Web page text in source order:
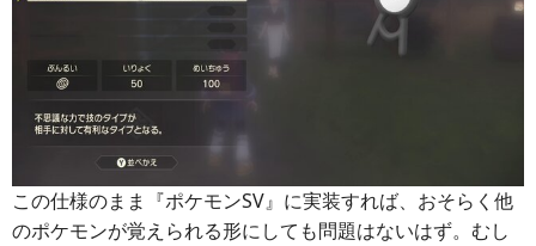
この仕様のまま『ポケモンSV』に実装すれば、おそらく他
のポケモンが覚えられる形にしても問題はないはず。むし